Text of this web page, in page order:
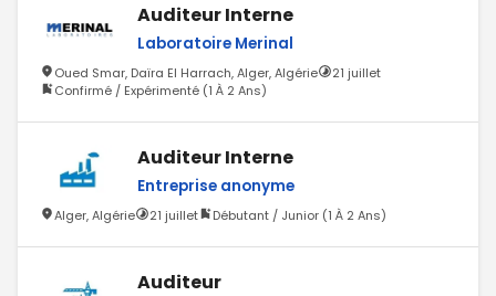
Auditeur Interne
Laboratoire Merinal
Oued Smar, Daïra El Harrach, Alger, Algérie
21 juillet
Confirmé / Expérimenté (1 À 2 Ans)
Auditeur Interne
Entreprise anonyme
Alger, Algérie 21 juillet Débutant / Junior (1 À 2 Ans)
Auditeur